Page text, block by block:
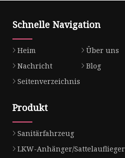
Schnelle Navigation
Heim Über uns
Nachricht
Blog
Seitenverzeichnis
Produkt
Sanitärfahrzeug
LKW-Anhänger/Sattelauflieger